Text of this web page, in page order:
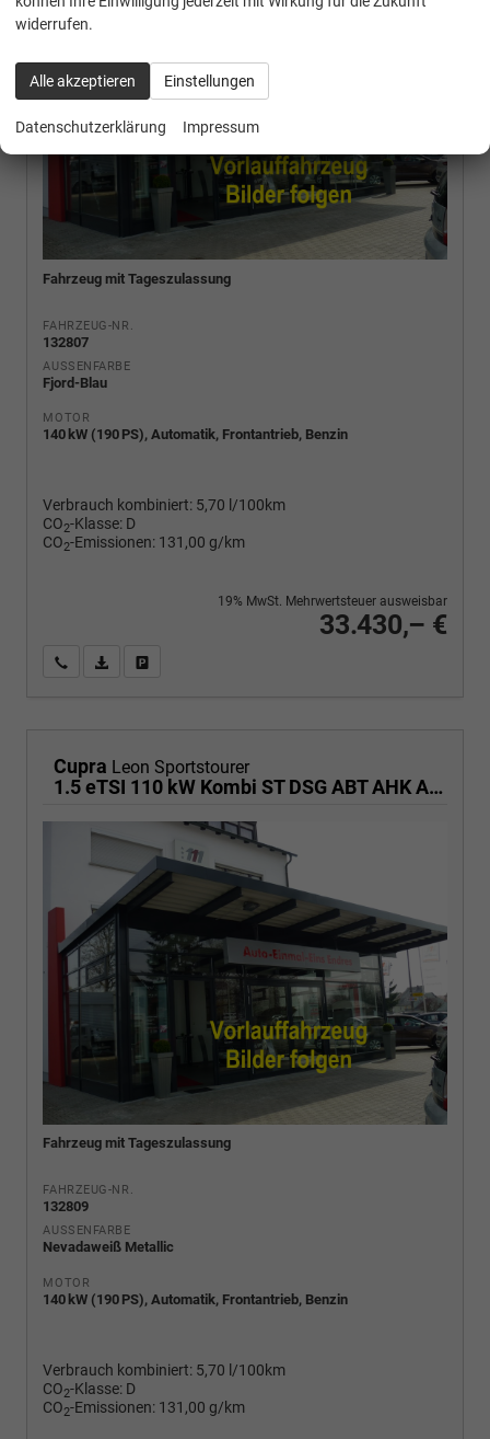
Fahrzeug mit Tageszulassung
FAHRZEUG-NR.
132807
AUSSENFARBE
Fjord-Blau
MOTOR
140 kW (190 PS), Automatik, Frontantrieb, Benzin
Verbrauch kombiniert: 5,70 l/100km
CO2-Klasse: D
CO2-Emissionen: 131,00 g/km
33.430,– €
19% MwSt. Mehrwertsteuer ausweisbar
Wir rufen Sie anPDF-Fahrzeugexposé drucken
Cupra Leon Sportstourer
1.5 eTSI 110 kW Kombi ST DSG ABT AHK ACC LED
Fahrzeug mit Tageszulassung
FAHRZEUG-NR.
132809
AUSSENFARBE
Nevadaweiß Metallic
MOTOR
140 kW (190 PS), Automatik, Frontantrieb, Benzin
Verbrauch kombiniert: 5,70 l/100km
CO2-Klasse: D
CO2-Emissionen: 131,00 g/km
widerrufen.
Alle akzeptieren Einstellungen
Datenschutzerklärung Impressum